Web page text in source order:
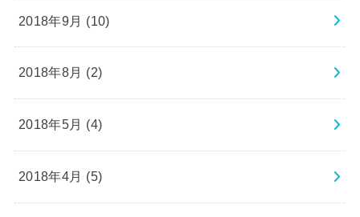
2018年9月 (10)
2018年8月 (2)
2018年5月 (4)
2018年4月 (5)